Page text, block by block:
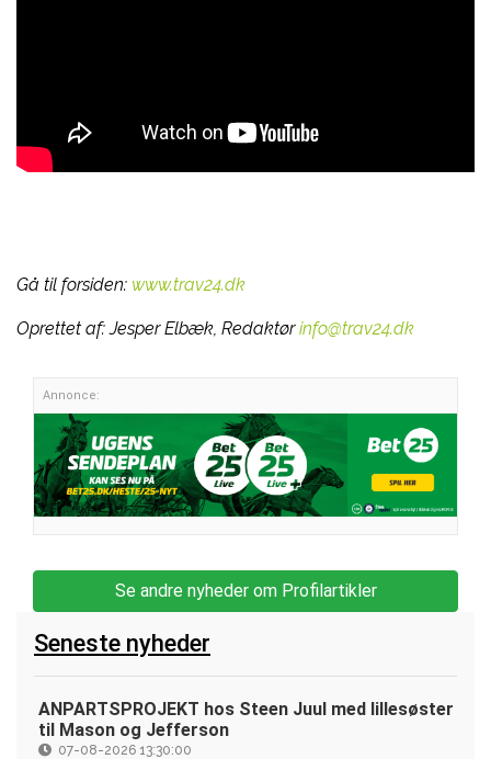
Gå til forsiden: www.trav24.dk
Oprettet af:Jesper Elbæk, Redaktør info@trav24.dk
Annonce:
Se andre nyheder om Profilartikler
Seneste nyheder
ANPARTSPROJEKT hos Steen Juul med lillesøster
til Mason og Jefferson
07-08-2026 13:30:00